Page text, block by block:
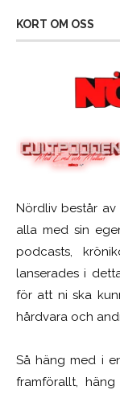
KORT OM OSS
Nördliv består
alla med sin
podcasts,
lanserades i
för att ni ska
hårdvara och
Så häng med i
framförallt,